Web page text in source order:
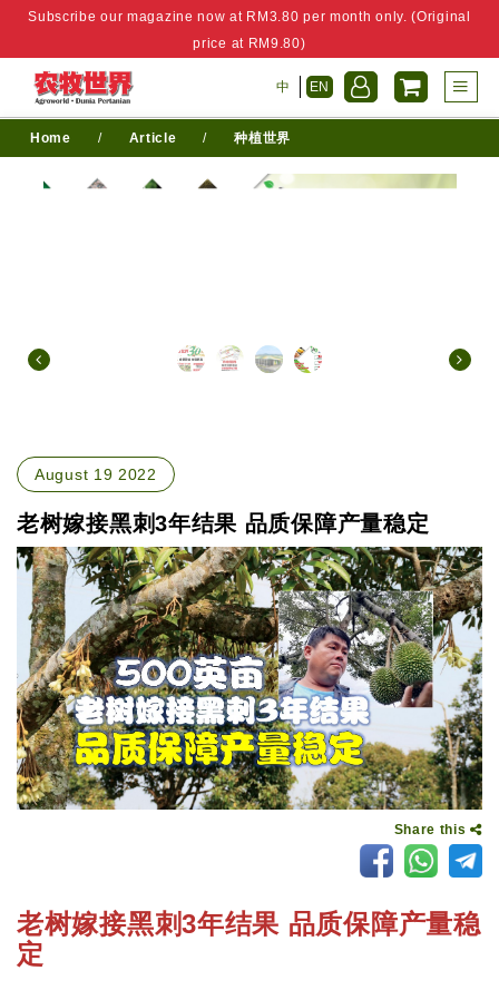
Subscribe our magazine now at RM3.80 per month only. (Original
price at RM9.80)
中 EN
Home / Article / 种植世界
August 19 2022
老树嫁接黑刺3年结果 品质保障产量稳定
Share this
老树嫁接黑刺3年结果 品质保障产量稳
定